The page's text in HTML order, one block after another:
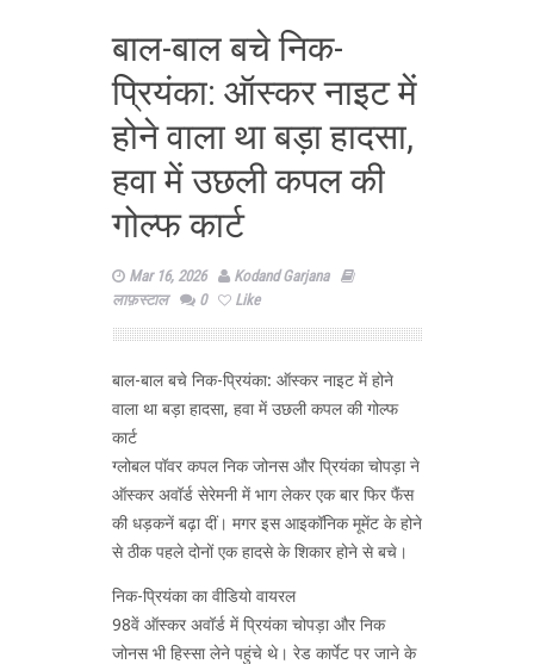
बाल-बाल बचे निक-
प्रियंका: ऑस्कर नाइट में
होने वाला था बड़ा हादसा,
हवा में उछली कपल की
गोल्फ कार्ट
Mar 16, 2026
Kodand Garjana
लाफ़स्टाल
0 Like
बाल-बाल बचे निक-प्रियंका: ऑस्कर नाइट में होने
वाला था बड़ा हादसा, हवा में उछली कपल की गोल्फ
कार्ट
ग्लोबल पॉवर कपल निक जोनस और प्रियंका चोपड़ा ने
ऑस्कर अवॉर्ड सेरेमनी में भाग लेकर एक बार फिर फैंस
की धड़कनें बढ़ा दीं। मगर इस आइकॉनिक मूमेंट के होने
से ठीक पहले दोनों एक हादसे के शिकार होने से बचे।
निक-प्रियंका का वीडियो वायरल
98वें ऑस्कर अवॉर्ड में प्रियंका चोपड़ा और निक
जोनस भी हिस्सा लेने पहुंचे थे। रेड कार्पेट पर जाने के